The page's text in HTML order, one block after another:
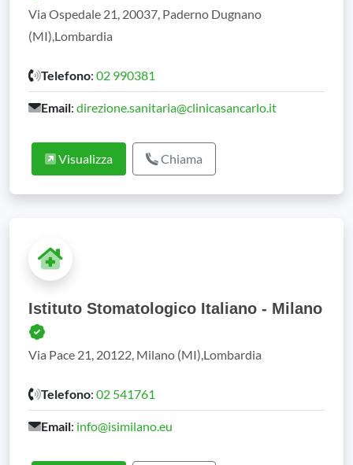
Via Ospedale 21, 20037, Paderno Dugnano
(MI),Lombardia
Telefono: 02 990381
Email: direzione.sanitaria@clinicasancarlo.it
Visualizza Chiama
Istituto Stomatologico Italiano - Milano
Via Pace 21, 20122, Milano (MI),Lombardia
Telefono: 02 541761
Email: info@isimilano.eu